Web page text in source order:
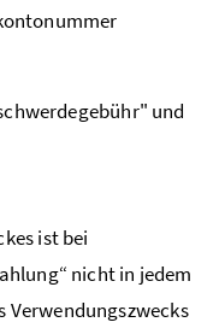
und
ist bei
nicht in jedem
Verwendungszwecks